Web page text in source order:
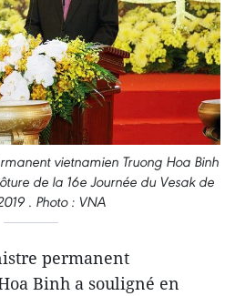
vietnamien Truong Hoa Binh
de la 16e Journée du Vesak de
. Photo : VNA
permanent
Binh a souligné en